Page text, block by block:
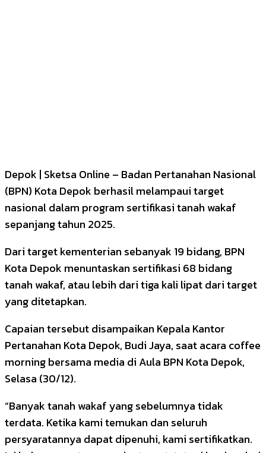
Depok | Sketsa Online – Badan Pertanahan Nasional
(BPN) Kota Depok berhasil melampaui target
nasional dalam program sertifikasi tanah wakaf
sepanjang tahun 2025.
Dari target kementerian sebanyak 19 bidang, BPN
Kota Depok menuntaskan sertifikasi 68 bidang
tanah wakaf, atau lebih dari tiga kali lipat dari target
yang ditetapkan.
Capaian tersebut disampaikan Kepala Kantor
Pertanahan Kota Depok, Budi Jaya, saat acara coffee
morning bersama media di Aula BPN Kota Depok,
Selasa (30/12).
“Banyak tanah wakaf yang sebelumnya tidak
terdata. Ketika kami temukan dan seluruh
persyaratannya dapat dipenuhi, kami sertifikatkan.